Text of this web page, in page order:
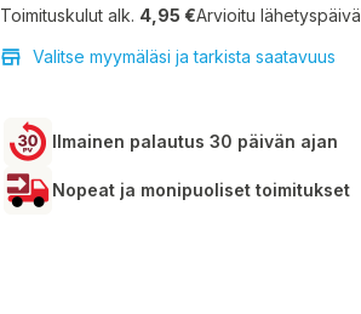
Toimituskulut alk. 4,95 €Arvioitu lähetyspäivä
Valitse myymäläsi ja tarkista saatavuus
Ilmainen palautus 30 päivän ajan
Nopeat ja monipuoliset toimitukset